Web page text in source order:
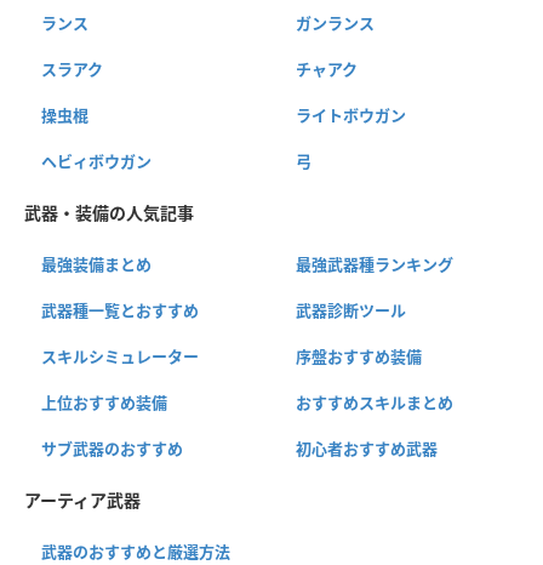
ランス ガンランス
スラアク チャアク
操虫棍 ライトボウガン
ヘビィボウガン 弓
武器・装備の人気記事
最強装備まとめ 最強武器種ランキング
武器種一覧とおすすめ 武器診断ツール
スキルシミュレーター 序盤おすすめ装備
上位おすすめ装備 おすすめスキルまとめ
サブ武器のおすすめ 初心者おすすめ武器
アーティア武器
武器のおすすめと厳選方法